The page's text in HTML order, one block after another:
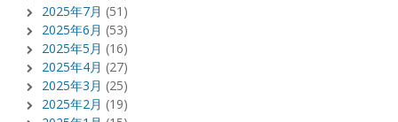
2025年7月 (51)
2025年6月 (53)
2025年5月 (16)
2025年4月 (27)
2025年3月 (25)
2025年2月 (19)